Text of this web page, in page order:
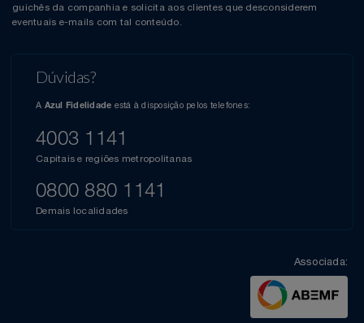
guichês da companhia e solicita aos clientes que desconsiderem
eventuais e-mails com tal conteúdo.
Dúvidas?
A Azul Fidelidade está à disposição pelos telefones:
4003 1141
Capitais e regiões metropolitanas
0800 880 1141
Demais localidades
Associada: